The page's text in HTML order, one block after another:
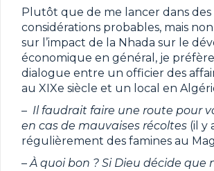
Plutôt que de me lancer dans des
considérations probables, mais
sur l’impact de la Nhada sur le
économique en général, je
dialogue entre un officier des
au XIXe siècle et un local en
– Il faudrait faire une route pour
en cas de mauvaises récoltes (il y
régulièrement des famines au
–À quoi bon ? Si Dieu décide que